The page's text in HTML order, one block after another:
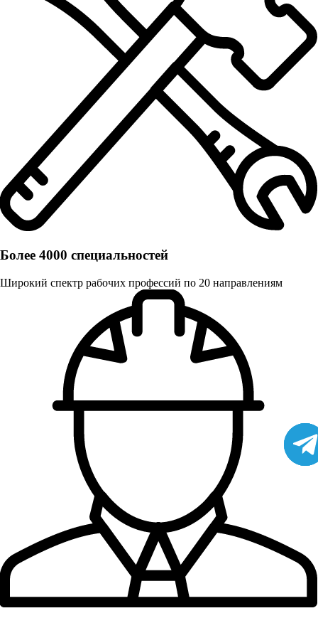
Более 4000 специальностей
Широкий спектр рабочих профессий по 20 направлениям